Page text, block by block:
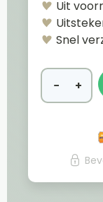
Uit
Snel
− +